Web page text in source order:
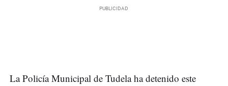
La Policía Municipal de Tudela ha detenido este